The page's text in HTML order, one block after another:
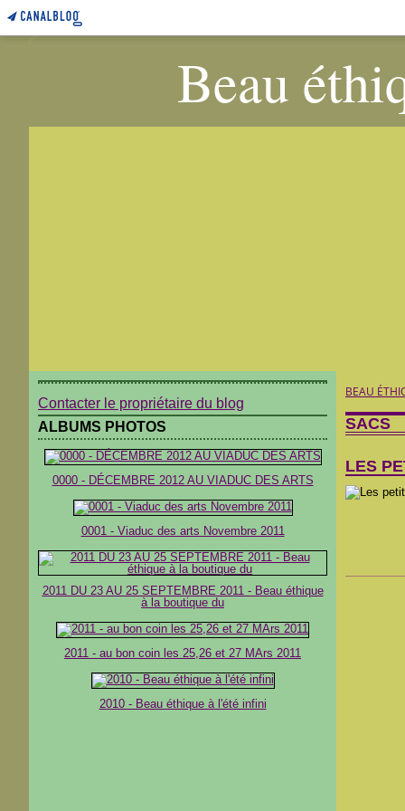
Beau
Contacter le propriétaire du blog
ALBUMS PHOTOS
0000 - DÉCEMBRE 2012 AU VIADUC DES ARTS
0001 - Viaduc des arts Novembre 2011
2011 DU 23 AU 25 SEPTEMBRE 2011 - Beau éthique
à la boutique du
2011 - au bon coin les 25,26 et 27 MArs 2011
2010 - Beau éthique à l'été infini
BEAU
SACS
LES